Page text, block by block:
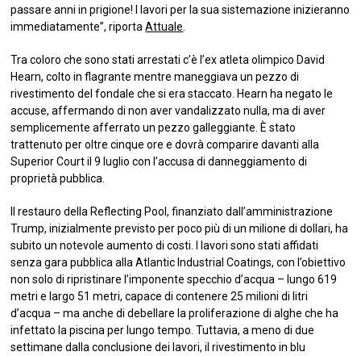
passare anni in prigione! I lavori per la sua sistemazione inizieranno
immediatamente”, riportaAttuale
Tra coloro che sono stati arrestati c’è l’ex atleta olimpico David
Hearn, colto in flagrante mentre maneggiava un pezzo di
rivestimento del fondale che si era staccato. Hearn ha negato le
accuse, affermando di non aver vandalizzato nulla, ma di aver
semplicemente afferrato un pezzo galleggiante. È stato
trattenuto per oltre cinque ore e dovrà comparire davanti alla
Superior Court il 9 luglio con l’accusa di danneggiamento di
proprietà pubblica.
Il restauro della Reflecting Pool, finanziato dall’amministrazione
Trump, inizialmente previsto per poco più di un milione di dollari, ha
subito un notevole aumento di costi. I lavori sono stati affidati
senza gara pubblica alla Atlantic Industrial Coatings, con l’obiettivo
non solo di ripristinare l’imponente specchio d’acqua – lungo 619
metri e largo 51 metri, capace di contenere 25 milioni di litri
d’acqua – ma anche di debellare la proliferazione di alghe che ha
infettato la piscina per lungo tempo. Tuttavia, a meno di due
settimane dalla conclusione dei lavori, il rivestimento in blu